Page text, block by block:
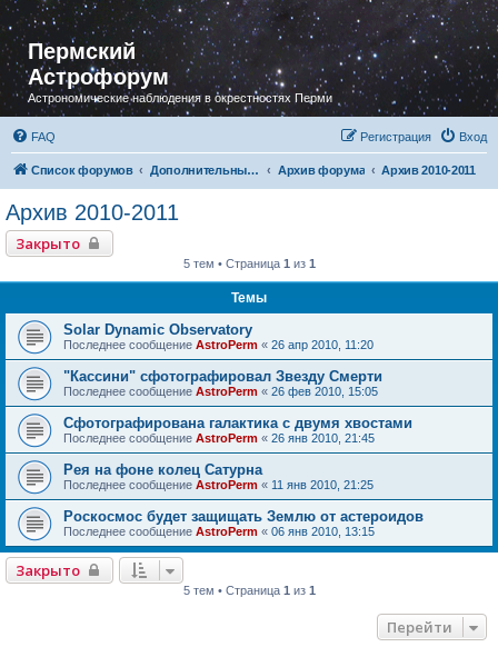
Пермский
Астрофорум
Астрономические наблюдения в окрестностях Перми
FAQ Вход
Регистрация
Список форумов Дополнительный раздел Архив форума Архив 2010-2011
Архив 2010-2011
Закрыто
5 тем • Страница 1 из 1
Темы
Solar Dynamic Observatory
Последнее сообщение AstroPerm « 26 апр 2010, 11:20
"Кассини" сфотографировал Звезду Смерти
Последнее сообщение AstroPerm « 26 фев 2010, 15:05
Сфотографирована галактика с двумя хвостами
Последнее сообщение AstroPerm « 26 янв 2010, 21:45
Рея на фоне колец Сатурна
Последнее сообщение AstroPerm « 11 янв 2010, 21:25
Роскосмос будет защищать Землю от астероидов
Последнее сообщение AstroPerm « 06 янв 2010, 13:15
Закрыто
5 тем • Страница 1 из 1
Перейти